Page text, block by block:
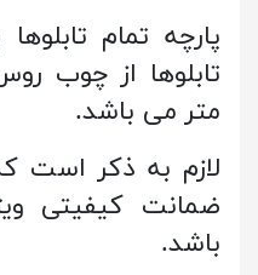
پارچه تمام
متر می باشد.
ضمانت کیفیتی
باشد.